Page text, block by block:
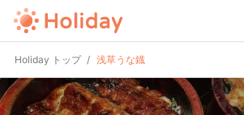
Holiday トップ 浅草うな鐡